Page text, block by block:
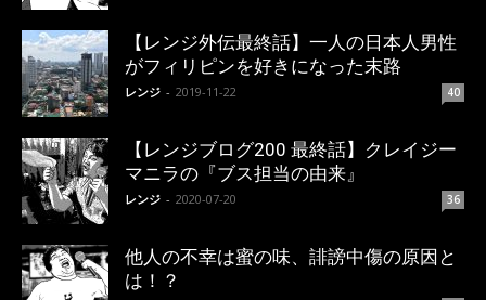
【レンジ外伝最終話】一人の日本人男性
がフィリピンを好きになった末路
レンジ - 2019-11-22 40
【レンジブログ200 最終話】クレイジー
マニラの『ブス担当の由来』
レンジ - 2020-07-20 36
他人の不幸は蜜の味、誹謗中傷の原因と
は！？